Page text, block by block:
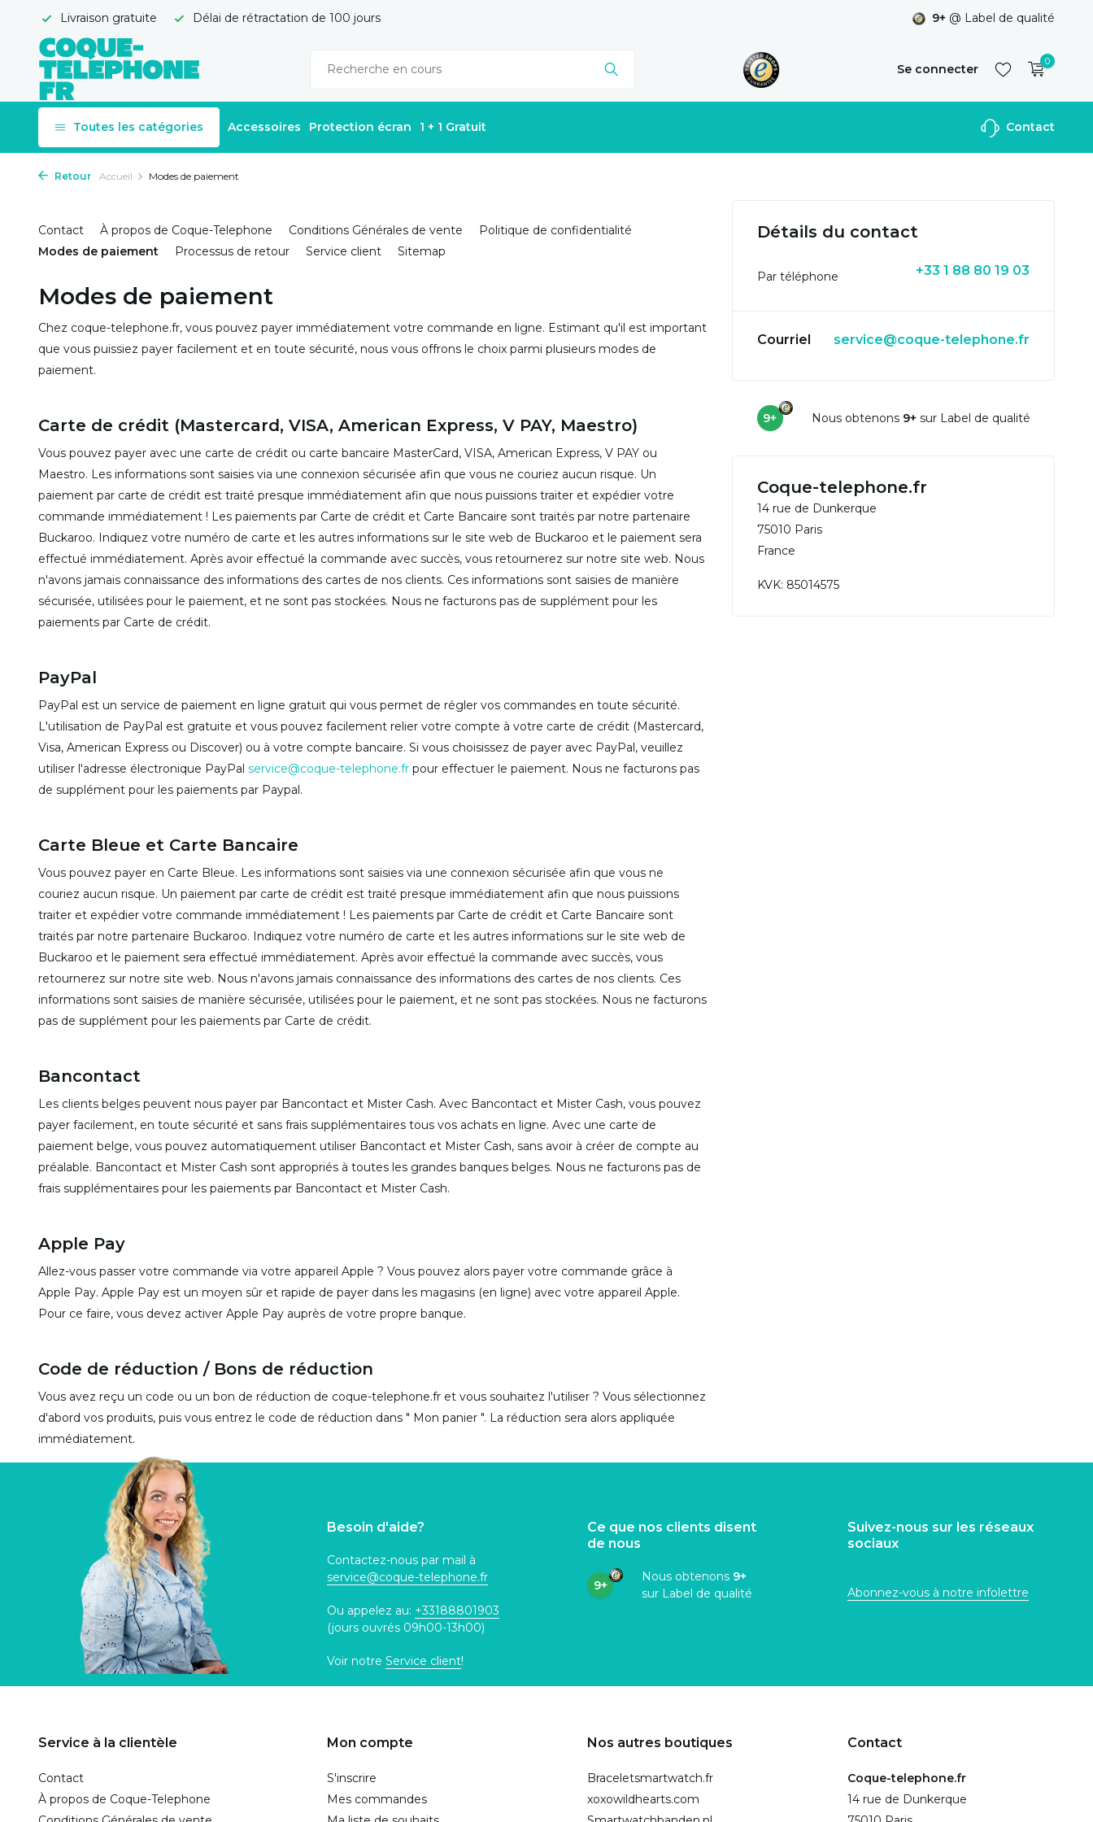
Livraison gratuite Délai de rétractation de 100 jours 9+ @ Label de qualité
Se connecter
S'inscrire
0
Toutes les catégories Accessoires Protection écran 1 + 1 Gratuit Contact
Retour Accueil Modes de paiement
Contact À propos de Coque-Telephone Conditions Générales de vente
Politique de confidentialité
Modes de paiement
Processus de retour Service client Sitemap
Modes de paiement
Chez coque-telephone.fr, vous pouvez payer immédiatement votre commande en ligne. Estimant qu'il est important
que vous puissiez payer facilement et en toute sécurité, nous vous offrons le choix parmi plusieurs modes de
paiement.
Carte de crédit (Mastercard, VISA, American Express, V PAY, Maestro)
Vous pouvez payer avec une carte de crédit ou carte bancaire MasterCard, VISA, American Express, V PAY ou
Maestro. Les informations sont saisies via une connexion sécurisée afin que vous ne couriez aucun risque. Un
paiement par carte de crédit est traité presque immédiatement afin que nous puissions traiter et expédier votre
commande immédiatement ! Les paiements par Carte de crédit et Carte Bancaire sont traités par notre partenaire
Buckaroo. Indiquez votre numéro de carte et les autres informations sur le site web de Buckaroo et le paiement sera
effectué immédiatement. Après avoir effectué la commande avec succès, vous retournerez sur notre site web. Nous
n'avons jamais connaissance des informations des cartes de nos clients. Ces informations sont saisies de manière
sécurisée, utilisées pour le paiement, et ne sont pas stockées. Nous ne facturons pas de supplément pour les
paiements par Carte de crédit.
PayPal
PayPal est un service de paiement en ligne gratuit qui vous permet de régler vos commandes en toute sécurité.
L'utilisation de PayPal est gratuite et vous pouvez facilement relier votre compte à votre carte de crédit (Mastercard,
Visa, American Express ou Discover) ou à votre compte bancaire. Si vous choisissez de payer avec PayPal, veuillez
utiliser l'adresse électronique PayPal service@coque-telephone.fr pour effectuer le paiement. Nous ne facturons pas
de supplément pour les paiements par Paypal.
Carte Bleue et Carte Bancaire
Vous pouvez payer en Carte Bleue. Les informations sont saisies via une connexion sécurisée afin que vous ne
couriez aucun risque. Un paiement par carte de crédit est traité presque immédiatement afin que nous puissions
traiter et expédier votre commande immédiatement ! Les paiements par Carte de crédit et Carte Bancaire sont
traités par notre partenaire Buckaroo. Indiquez votre numéro de carte et les autres informations sur le site web de
Buckaroo et le paiement sera effectué immédiatement. Après avoir effectué la commande avec succès, vous
retournerez sur notre site web. Nous n'avons jamais connaissance des informations des cartes de nos clients. Ces
informations sont saisies de manière sécurisée, utilisées pour le paiement, et ne sont pas stockées. Nous ne facturons
pas de supplément pour les paiements par Carte de crédit.
Bancontact
Les clients belges peuvent nous payer par Bancontact et Mister Cash. Avec Bancontact et Mister Cash, vous pouvez
payer facilement, en toute sécurité et sans frais supplémentaires tous vos achats en ligne. Avec une carte de
paiement belge, vous pouvez automatiquement utiliser Bancontact et Mister Cash, sans avoir à créer de compte au
préalable. Bancontact et Mister Cash sont appropriés à toutes les grandes banques belges. Nous ne facturons pas de
frais supplémentaires pour les paiements par Bancontact et Mister Cash.
Apple Pay
Allez-vous passer votre commande via votre appareil Apple ? Vous pouvez alors payer votre commande grâce à
Apple Pay. Apple Pay est un moyen sûr et rapide de payer dans les magasins (en ligne) avec votre appareil Apple.
Pour ce faire, vous devez activer Apple Pay auprès de votre propre banque.
Code de réduction / Bons de réduction
Vous avez reçu un code ou un bon de réduction de coque-telephone.fr et vous souhaitez l'utiliser ? Vous sélectionnez
d'abord vos produits, puis vous entrez le code de réduction dans " Mon panier ". La réduction sera alors appliquée
immédiatement.
Détails du contact
Par téléphone +33 1 88 80 19 03
Courriel service@coque-telephone.fr
9+ Nous obtenons 9+sur Label de qualité
Coque-telephone.fr
14 rue de Dunkerque
75010 Paris
France
KVK: 85014575
Besoin d'aide?
Contactez-nous par mail à
service@coque-telephone.fr
Ou appelez au: +33188801903
(jours ouvrés 09h00-13h00)
Voir notre Service client!
Ce que nos clients disent
de nous
9+
Nous obtenons 9+
sur Label de qualité
Suivez-nous sur les réseaux
sociaux
Abonnez-vous à notre infolettre
Service à la clientèle
Contact
À propos de Coque-Telephone
Mon compte
S'inscrire
Mes commandes
Nos autres boutiques
Braceletsmartwatch.fr
xoxowildhearts.com
Contact
Coque-telephone.fr
14 rue de Dunkerque